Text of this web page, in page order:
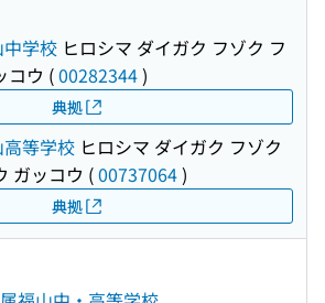
学校 ヒロシマ ダイガク フゾク フ
コウ (00282344)
典拠
等学校 ヒロシマ ダイガク フゾク
ガッコウ (00737064)
典拠